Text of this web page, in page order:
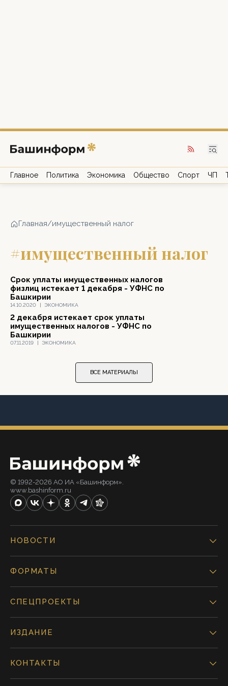
Главное Политика Экономика Общество Спорт ЧП
Главная/имущественный налог
#имущественный налог
14.10.2020 | ЭКОНОМИКА
Срок уплаты имущественных налогов
физлиц истекает 1 декабря - УФНС по
Башкирии
07.11.2019 | ЭКОНОМИКА
2 декабря истекает срок уплаты
имущественных налогов - УФНС по
Башкирии
ВСЕ МАТЕРИАЛЫ
© 1992-2026 АО ИА «Башинформ».
www.bashinform.ru
НОВОСТИ
ФОРМАТЫ
СПЕЦПРОЕКТЫ
ИЗДАНИЕ
КОНТАКТЫ